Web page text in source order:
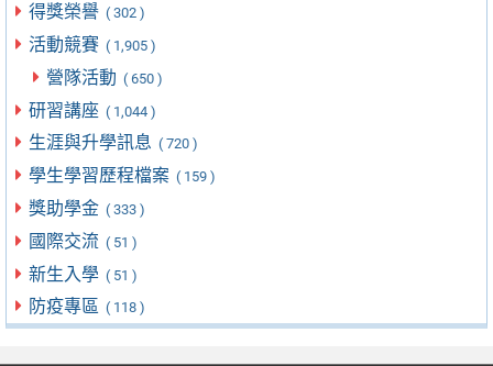
得獎榮譽 ( 302 )
活動競賽 ( 1,905 )
營隊活動 ( 650 )
研習講座 ( 1,044 )
生涯與升學訊息 ( 720 )
學生學習歷程檔案 ( 159 )
獎助學金 ( 333 )
國際交流 ( 51 )
新生入學 ( 51 )
防疫專區 ( 118 )